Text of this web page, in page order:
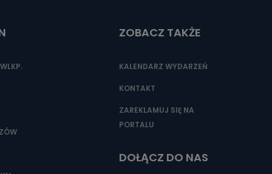
ze
ZOBACZ TAKŻE
KALENDARZ WYDARZEŃ
KONTAKT
ZAREKLAMUJ SIĘ NA
PORTALU
DOŁĄCZ DO NAS